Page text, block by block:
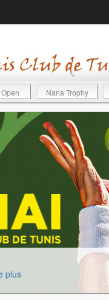
Nana Trophy
plus